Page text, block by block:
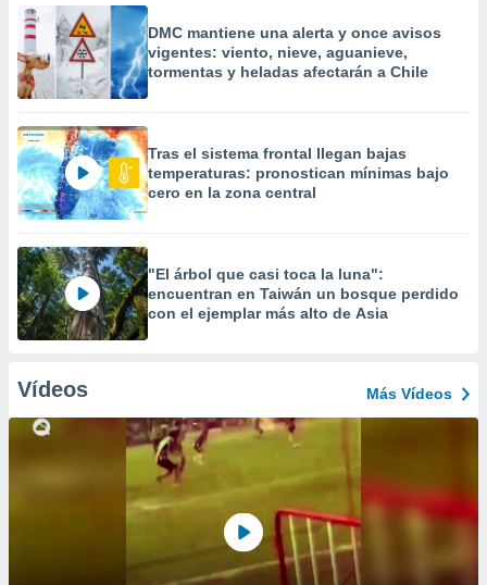
DMC mantiene una alerta y once avisos
vigentes: viento, nieve, aguanieve,
tormentas y heladas afectarán a Chile
Tras el sistema frontal llegan bajas
temperaturas: pronostican mínimas bajo
cero en la zona central
"El árbol que casi toca la luna":
encuentran en Taiwán un bosque perdido
con el ejemplar más alto de Asia
Vídeos Más Vídeos